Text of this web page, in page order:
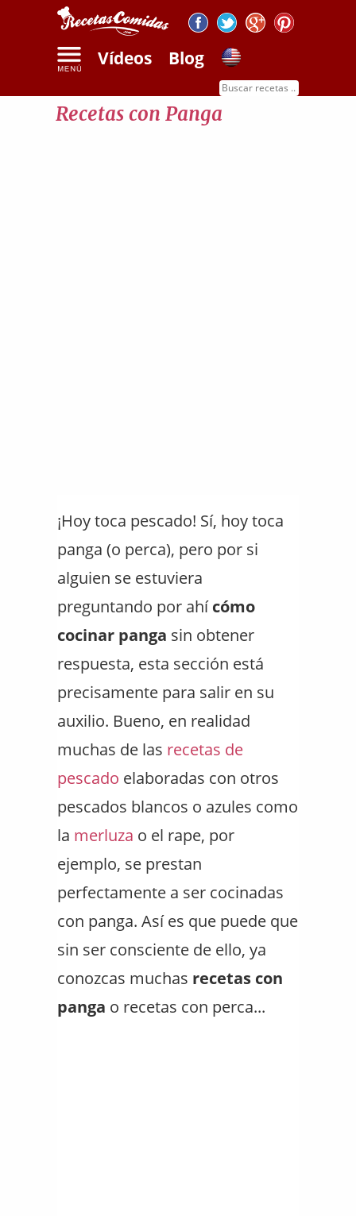
Vídeos Blog
Recetas con Panga
¡Hoy toca pescado! Sí, hoy toca
panga (o perca), pero por si
alguien se estuviera
preguntando por ahícómo
cocinar panga sin obtener
respuesta, esta sección está
precisamente para salir en su
auxilio. Bueno, en realidad
muchas de las recetas de
pescado elaboradas con otros
pescados blancos o azules como
la merluza o el rape, por
ejemplo, se prestan
perfectamente a ser cocinadas
con panga. Así es que puede que
sin ser consciente de ello, ya
conozcas muchas recetas con
panga o recetas con perca...